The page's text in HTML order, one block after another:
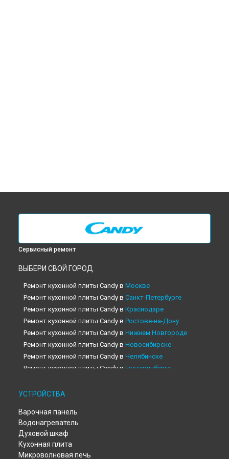
Сервисный ремонт
ВЫБЕРИ СВОЙ ГОРОД
Ремонт кухонной плиты Candy в Москве
Ремонт кухонной плиты Candy в Санкт-Петербурге
Ремонт кухонной плиты Candy в Краснодаре
Ремонт кухонной плиты Candy в Ростове-на-Дону
Ремонт кухонной плиты Candy в Нижнем Новгороде
Ремонт кухонной плиты Candy в Новосибирске
Ремонт кухонной плиты Candy в Челябинске
Ремонт кухонной плиты Candy в Екатеринбурге
Ремонт кухонной плиты Candy в
Ремонт кухонной плиты Candy в
Ремонт кухонной плиты Candy в
Ремонт кухонной плиты Candy в
Ремонт кухонной плиты Candy в
УСТРОЙСТВА
Варочная панель
Водонагреватель
Духовой шкаф
Кухонная плита
Микроволновая печь